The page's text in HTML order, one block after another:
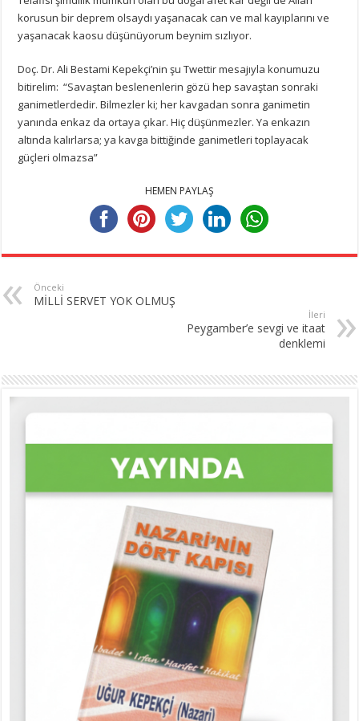
korusun bir deprem olsaydı yaşanacak can ve mal kayıplarını ve
yaşanacak kaosu düşünüyorum beynim sızlıyor.
Doç. Dr. Ali Bestami Kepekçi’nin şu Twettir mesajıyla konumuzu
bitirelim: “Savaştan beslenenlerin gözü hep savaştan sonraki
ganimetlerdedir. Bilmezler ki; her kavgadan sonra ganimetin
yanında enkaz da ortaya çıkar. Hiç düşünmezler. Ya enkazın
altında kalırlarsa; ya kavga bittiğinde ganimetleri toplayacak
güçleri olmazsa”
HEMEN PAYLAŞ
Önceki
MİLLİ SERVET YOK OLMUŞ
İleri
Peygamber’e sevgi ve itaat
denklemi